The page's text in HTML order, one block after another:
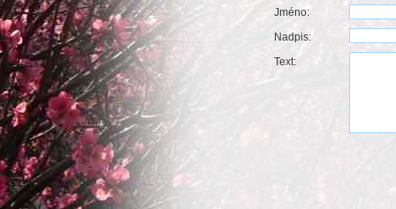
Jméno:
Nadpis:
Text: